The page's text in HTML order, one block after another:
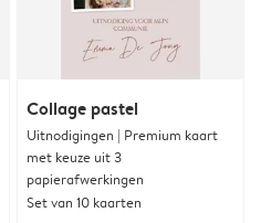
Collage pastel
Uitnodigingen | Premium kaart
met keuze uit 3
papierafwerkingen
Set van 10 kaarten